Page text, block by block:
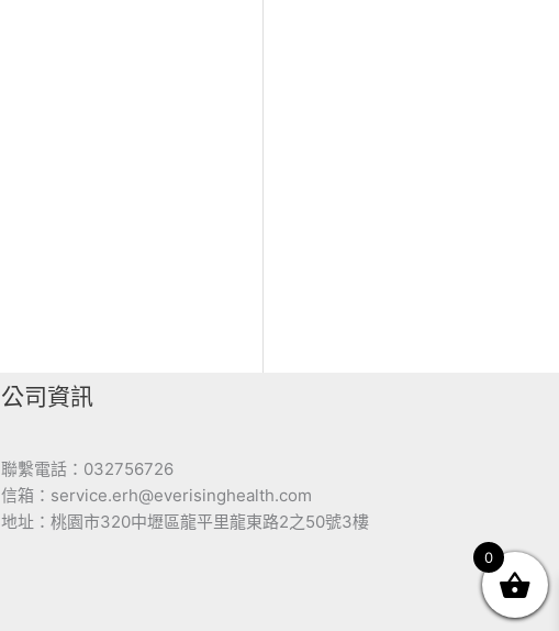
公司資訊
聯繫電話：032756726
信箱：service.erh@everisinghealth.com
地址：桃園市320中壢區龍平里龍東路2之50號3樓
0